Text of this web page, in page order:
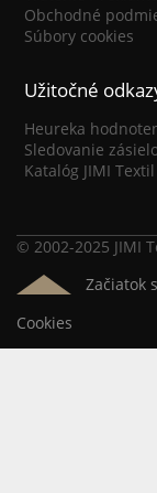
Obchodné
Súbory cookies
Užitočné
Heureka
Sledovanie
Katalóg JIMI Textil
© 2002-2025 JIMI
Začiatok
Cookies